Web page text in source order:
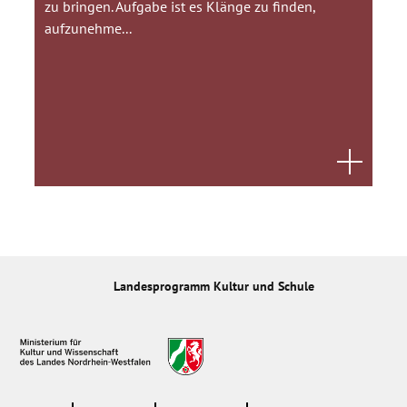
- Aufzeigen verschiedener Wege zur Ideenfindung
- Medientechnische Kompetenz
zu bringen. Aufgabe ist es Klänge zu finden,
aufzunehme...
Landesprogramm Kultur und Schule